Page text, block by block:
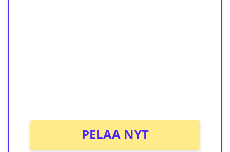
PELAA NYT